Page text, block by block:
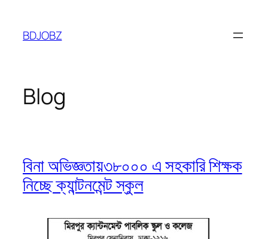
content
BDJOBZ
Blog
বিনা অভিজ্ঞতায়৩৮০০০ এ সহকারি শিক্ষক
নিচ্ছে ক্যান্টনমেন্ট স্কুল